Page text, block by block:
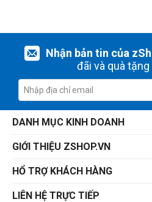
Nhận bản tin của
đãi và quà
DANH MỤC KINH DOANH
GIỚI THIỆU ZSHOP.VN
HỔ TRỢ KHÁCH HÀNG
LIÊN HỆ TRỰC TIẾP